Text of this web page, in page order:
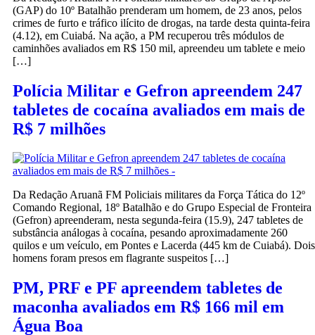
(GAP) do 10º Batalhão prenderam um homem, de 23 anos, pelos
crimes de furto e tráfico ilícito de drogas, na tarde desta quinta-feira
(4.12), em Cuiabá. Na ação, a PM recuperou três módulos de
caminhões avaliados em R$ 150 mil, apreendeu um tablete e meio
[…]
Polícia Militar e Gefron apreendem 247
tabletes de cocaína avaliados em mais de
R$ 7 milhões
Da Redação Aruanã FM Policiais militares da Força Tática do 12º
Comando Regional, 18º Batalhão e do Grupo Especial de Fronteira
(Gefron) apreenderam, nesta segunda-feira (15.9), 247 tabletes de
substância análogas à cocaína, pesando aproximadamente 260
quilos e um veículo, em Pontes e Lacerda (445 km de Cuiabá). Dois
homens foram presos em flagrante suspeitos […]
PM, PRF e PF apreendem tabletes de
maconha avaliados em R$ 166 mil em
Água Boa